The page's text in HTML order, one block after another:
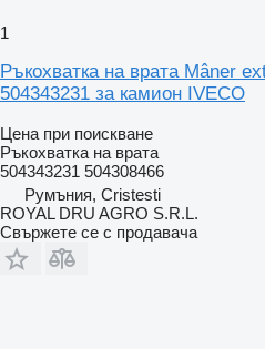
1
Ръкохватка на врата Mâner
504343231 за камион IVECO
Цена при поискване
Ръкохватка на врата
504343231 504308466
Румъния, Cristesti
ROYAL DRU AGRO S.R.L.
Свържете се с продавача